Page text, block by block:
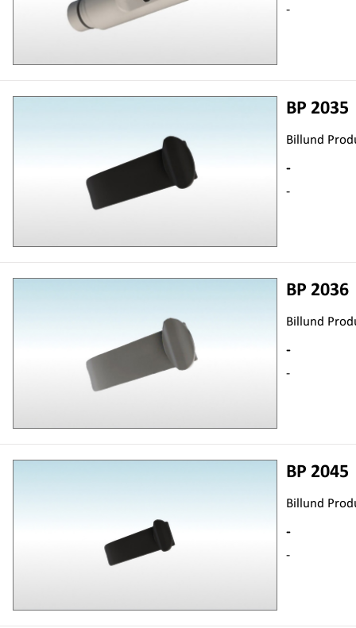
-
BP 2035
Billund
-
-
BP 2036
Billund
-
-
BP 2045
Billund
-
-